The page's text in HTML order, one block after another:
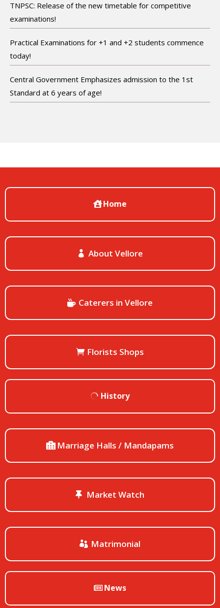
TNPSC: Release of the new timetable for competitive
examinations!
Practical Examinations for +1 and +2 students commence
today!
Central Government Emphasizes admission to the 1st
Standard at 6 years of age!
Home
About Vellore
Caterers in Vellore
Florists Shops
History
Marriage Halls / Mandapams
Market Watch
Matrimonial
News